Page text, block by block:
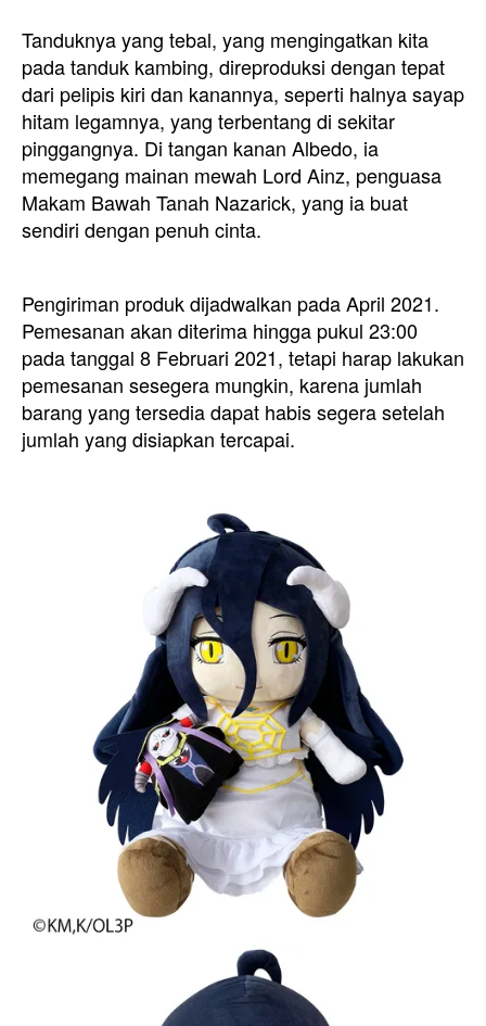
Tanduknya yang tebal, yang mengingatkan kita
pada tanduk kambing, direproduksi dengan tepat
dari pelipis kiri dan kanannya, seperti halnya sayap
hitam legamnya, yang terbentang di sekitar
pinggangnya. Di tangan kanan Albedo, ia
memegang mainan mewah Lord Ainz, penguasa
Makam Bawah Tanah Nazarick, yang ia buat
sendiri dengan penuh cinta.
Pengiriman produk dijadwalkan pada April 2021.
Pemesanan akan diterima hingga pukul 23:00
pada tanggal 8 Februari 2021, tetapi harap lakukan
pemesanan sesegera mungkin, karena jumlah
barang yang tersedia dapat habis segera setelah
jumlah yang disiapkan tercapai.